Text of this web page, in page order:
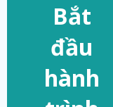
Bắt
đầu
hành